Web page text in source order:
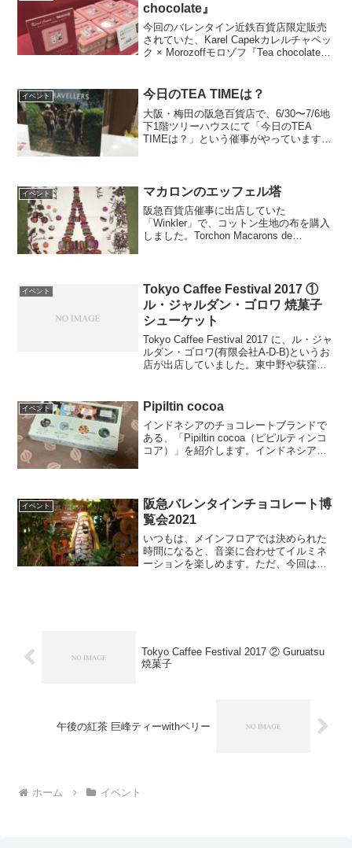
chocolate』
今回のバレンタイン近鉄百貨店限定販売
されていた、Karel Capekカレルチャペッ
ク × Morozoffモロゾフ『Tea chocolate』
Kar...
イベント 今日のTEA TIMEは？
大阪・梅田の阪急百貨店で、6/30〜7/6地
下1階ツリーハウスにて「今日のTEA
TIMEは？」という催事がやっています。
イベント マカロンのエッフェル塔
阪急百貨店催事に出店していた
「Winkler」で、コットン生地の布を購入
しました。Torchon Macarons de
し...
イベント
Tokyo Caffee Festival 2017 ①
ル・ジャルダン・ゴロワ 焼菓子
シューケット
Tokyo Caffee Festival 2017 に、ル・ジャ
ルダン・ゴロワ(有限会社A-D-B)というお
店が出店していました。東中野や荻窪に
最近食べてみたいなと思...
イベント Pipiltin cocoa
インドネシアのチョコレートブランドで
ある、「Pipiltin cocoa（ピピルティンコ
コア）」を紹介します。インドネシア
コレートア...
イベント
阪急バレンタインチョコレート博
覧会2021
いつもは、メインフロアでは決められた
時間になると、音楽に合わせてイルミネ
ーションを楽しめます。ただ、今回はコ
Tokyo Caffee Festival 2017 ② Guruatsu
焼菓子
午後の紅茶 巨峰ティーwithベリー
ホーム イベント